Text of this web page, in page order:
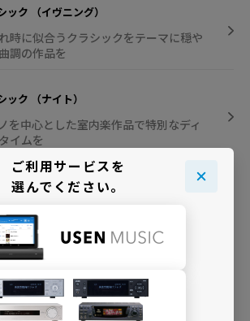
ック （イヴニング）
時に似合うクラシックをテーマに穏や
調の作品を
ック （ナイト）
を中心とした室内楽作品で特別なディ
イムを
ック （ミッド・ナイト）
ナップ
ご利用サービスを
選んでください。